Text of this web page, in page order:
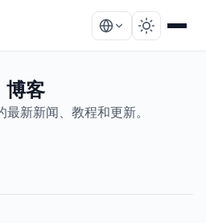
博客
新新闻、教程和更新。